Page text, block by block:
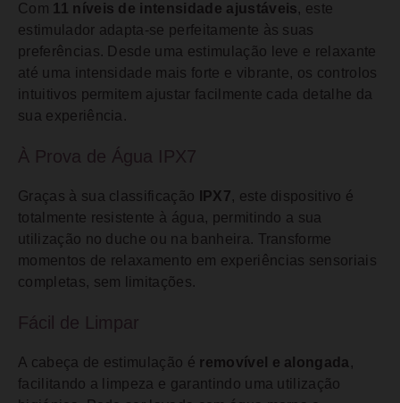
Com 11 níveis de intensidade ajustáveis, este
estimulador adapta-se perfeitamente às suas
preferências. Desde uma estimulação leve e relaxante
até uma intensidade mais forte e vibrante, os controlos
intuitivos permitem ajustar facilmente cada detalhe da
sua experiência.
À Prova de Água IPX7
Graças à sua classificação IPX7, este dispositivo é
totalmente resistente à água, permitindo a sua
utilização no duche ou na banheira. Transforme
momentos de relaxamento em experiências sensoriais
completas, sem limitações.
Fácil de Limpar
A cabeça de estimulação é removível e alongada ,
facilitando a limpeza e garantindo uma utilização